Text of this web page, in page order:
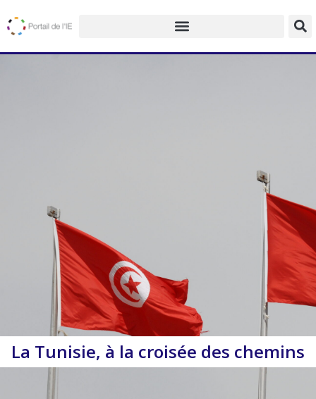
La Tunisie, à la croisée des chemins